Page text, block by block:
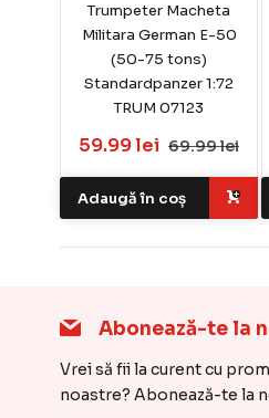
Trumpeter Macheta
Militara German E-50
(50-75 tons)
Standardpanzer 1:72
TRUM 07123
59.99 lei 69.99 lei
Adaugă în coș
Abonează-te la
Vrei să fii la curent cu
noastre? Abonează-te la